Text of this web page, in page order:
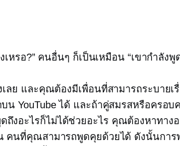
เหรอ?” คนอื่นๆ ก็เป็นเหมือน “เขากำลังพู
ลย และคุณต้องมีเพื่อนที่สามารถระบายเ
น YouTube ได้ และถ้าคู่สมรสหรือครอบ
งอะไรก็ไม่ได้ช่วยอะไร คุณต้องหาทาง
คนที่คุณสามารถพูดคุยด้วยได้ ดังนั้นการ